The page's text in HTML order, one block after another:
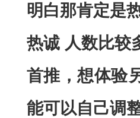
明白那肯定是
热诚 人数比较
首推，想体验
能可以自己调